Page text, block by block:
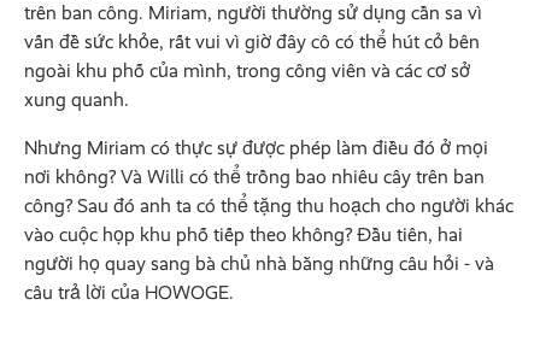
trên ban công. Miriam, người thường sử dụng cần sa vì
vấn đề sức khỏe, rất vui vì giờ đây cô có thể hút cỏ bên
ngoài khu phố của mình, trong công viên và các cơ sở
xung quanh.
Nhưng Miriam có thực sự được phép làm điều đó ở mọi
nơi không? Và Willi có thể trồng bao nhiêu cây trên ban
công? Sau đó anh ta có thể tặng thu hoạch cho người khác
vào cuộc họp khu phố tiếp theo không? Đầu tiên, hai
người họ quay sang bà chủ nhà bằng những câu hỏi - và
câu trả lời của HOWOGE.